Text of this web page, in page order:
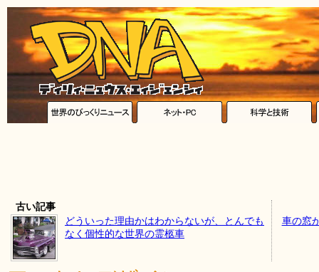
古い記事
どういった理由かはわからないが、とんでも
なく個性的な世界の霊柩車
車の窓